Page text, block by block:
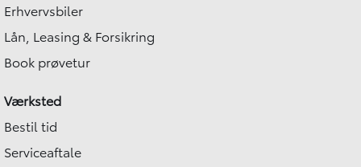
Erhvervsbiler
Lån, Leasing & Forsikring
Book prøvetur
Værksted
Bestil tid
Serviceaftale